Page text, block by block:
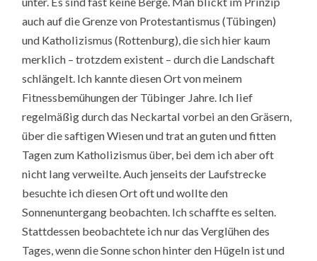
auch auf die Grenze von Protestantismus (Tübingen)
und Katholizismus (Rottenburg), die sich hier kaum
merklich – trotzdem existent – durch die Landschaft
schlängelt. Ich kannte diesen Ort von meinem
Fitnessbemühungen der Tübinger Jahre. Ich lief
regelmäßig durch das Neckartal vorbei an den Gräsern,
über die saftigen Wiesen und trat an guten und fitten
Tagen zum Katholizismus über, bei dem ich aber oft
nicht lang verweilte. Auch jenseits der Laufstrecke
besuchte ich diesen Ort oft und wollte den
Sonnenuntergang beobachten. Ich schaffte es selten.
Stattdessen beobachtete ich nur das Verglühen des
Tages, wenn die Sonne schon hinter den Hügeln ist und